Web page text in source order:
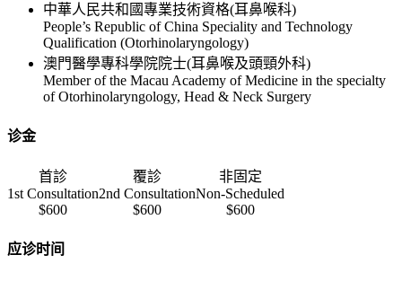
中華人民共和國專業技術資格(耳鼻喉科)
People’s Republic of China Speciality and Technology
Qualification (Otorhinolaryngology)
澳門醫學專科學院院士(耳鼻喉及頭頸外科)
Member of the Macau Academy of Medicine in the specialty
of Otorhinolaryngology, Head & Neck Surgery
诊金
首診
1st Consultation
覆診
2nd Consultation
非固定
Non-Scheduled
$600
$600 $600
应诊时间